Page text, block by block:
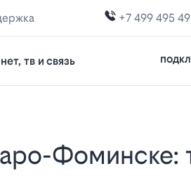
+7 499 495
тв и связь